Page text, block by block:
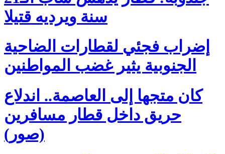
سنة ويرديه قتيلا
إضراب فجئي لقطارات الضاحية
الجنوبية يثير غضب المواطنين
كان متجها إلى العاصمة.. اندلاع
حريق داخل قطار مسافرين
(صور)